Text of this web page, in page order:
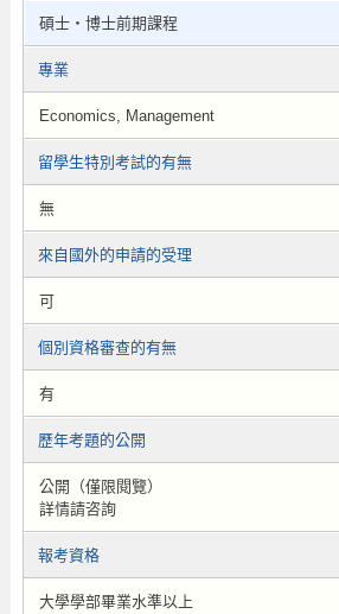
碩士・博士前期課程
專業
Economics, Management
留學生特別考試的有無
無
來自國外的申請的受理
可
個別資格審查的有無
有
歷年考題的公開
公開（僅限閱覽）
詳情請咨詢
報考資格
大學學部畢業水準以上